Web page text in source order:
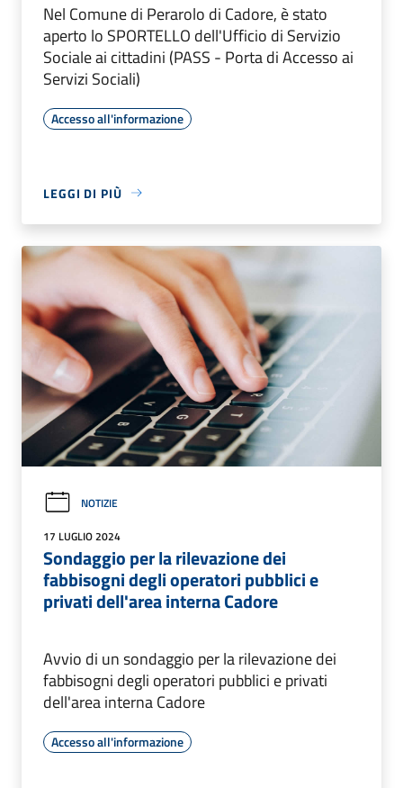
Nel Comune di Perarolo di Cadore, è stato
aperto lo SPORTELLO dell'Ufficio di Servizio
Sociale ai cittadini (PASS - Porta di Accesso ai
Servizi Sociali)
Accesso all'informazione
LEGGI DI PIÙ
NOTIZIE
17 LUGLIO 2024
Sondaggio per la rilevazione dei
fabbisogni degli operatori pubblici e
privati dell'area interna Cadore
Avvio di un sondaggio per la rilevazione dei
fabbisogni degli operatori pubblici e privati
dell'area interna Cadore
Accesso all'informazione